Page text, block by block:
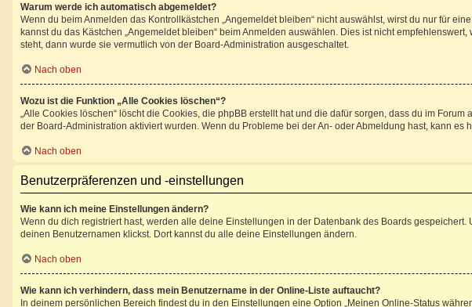
Warum werde ich automatisch abgemeldet?
Wenn du beim Anmelden das Kontrollkästchen „Angemeldet bleiben“ nicht auswählst, wirst du nur für
kannst du das Kästchen „Angemeldet bleiben“ beim Anmelden auswählen. Dies ist nicht
steht, dann wurde sie vermutlich von der Board-Administration ausgeschaltet.
Nach oben
Wozu ist die Funktion „Alle Cookies löschen“?
„Alle Cookies löschen“ löscht die Cookies, die phpBB erstellt hat und die dafür sorgen, dass du im
der Board-Administration aktiviert wurden. Wenn du Probleme bei der An- oder Abmeldung hast, kann es
Nach oben
Benutzerpräferenzen und -einstellungen
Wie kann ich meine Einstellungen ändern?
Wenn du dich registriert hast, werden alle deine Einstellungen in der Datenbank des Boards
deinen Benutzernamen klickst. Dort kannst du alle deine Einstellungen ändern.
Nach oben
Wie kann ich verhindern, dass mein Benutzername in der Online-Liste auftaucht?
In deinem persönlichen Bereich findest du in den Einstellungen eine Option „Meinen Online-Status